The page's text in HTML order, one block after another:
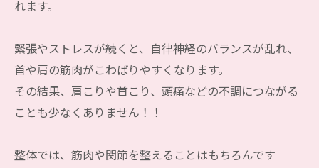
れます。
緊張やストレスが続くと、自律神経のバランスが乱れ、
首や肩の筋肉がこわばりやすくなります。
その結果、肩こりや首こり、頭痛などの不調につながる
ことも少なくありません！！
整体では、筋肉や関節を整えることはもちろんです